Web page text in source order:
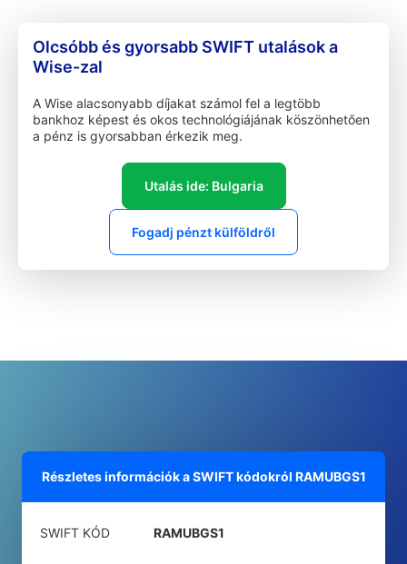
Olcsóbb és gyorsabb SWIFT utalások a
Wise-zal
A Wise alacsonyabb díjakat számol fel a legtöbb
bankhoz képest és okos technológiájának köszönhetően
a pénz is gyorsabban érkezik meg.
Utalás ide: Bulgaria
Fogadj pénzt külföldről
Részletes információk a SWIFT kódokról RAMUBGS1
SWIFT KÓD RAMUBGS1